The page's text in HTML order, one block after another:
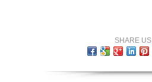
SHARE US